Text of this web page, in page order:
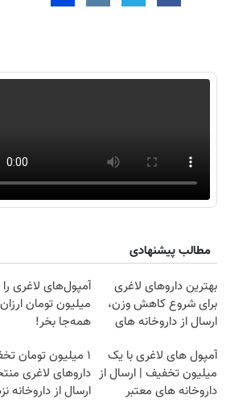
مطالب پیشنهادی
بهترین داروهای لاغری
برای شروع کاهش وزن،
ارسال از داروخانه های
میلیون تومان
همه‌جا بخر!
آمپول های لاغری با یک
میلیون تخفیف | ارسال از
داروخانه های معتبر
۱ میلیون تومان
داروهای لاغری
ارسال از داروخانه
روزنامه‌های صبح شنبه ۱۷ مرداد ۱۴۰۵